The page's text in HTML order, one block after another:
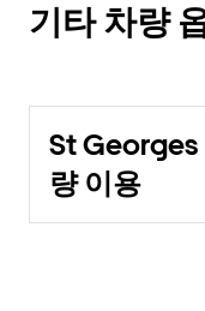
기타 차량
St Georges
량 이용